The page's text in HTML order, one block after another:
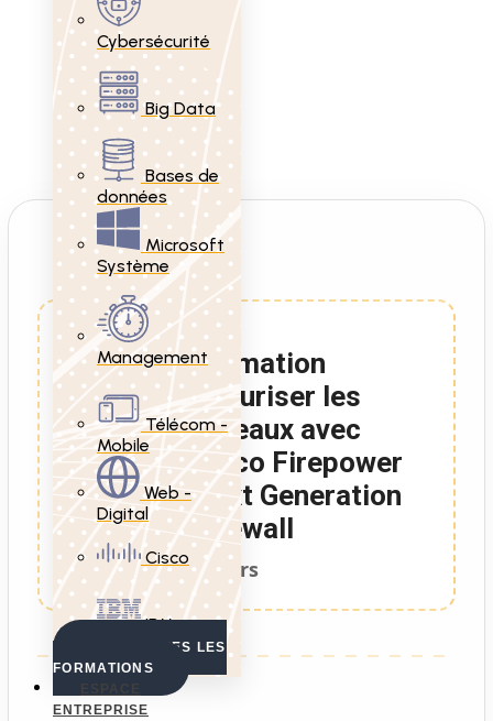
Cybersécurité
Big Data
Bases de
données
Microsoft
Système
Management
Télécom -
Mobile
Web -
Digital
Cisco
IBM
VOIR TOUTES LES
FORMATIONS
ENTREPRISE
Formation
Sécuriser les
réseaux avec
Cisco Firepower
Next Generation
Firewall
5 Jours